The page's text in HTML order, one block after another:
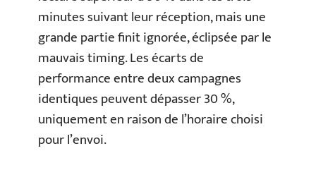
minutes suivant leur réception, mais une
grande partie finit ignorée, éclipsée par le
mauvais timing. Les écarts de
performance entre deux campagnes
identiques peuvent dépasser 30 %,
uniquement en raison de l’horaire choisi
pour l’envoi.